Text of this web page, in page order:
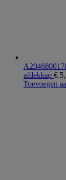
afdekkap €
Toevoegen